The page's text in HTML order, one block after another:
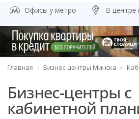
Офисы у метро В центре
Главная Бизнес-центры Минска
Бизнес-центры с
кабинетной